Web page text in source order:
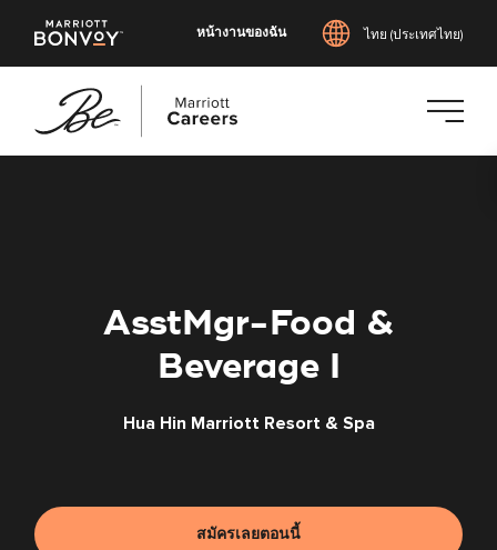
หน้างานของฉัน ไทย (ประเทศไทย)
AsstMgr-Food &
Beverage I
Hua Hin Marriott Resort & Spa
สมัครเลยตอนนี้